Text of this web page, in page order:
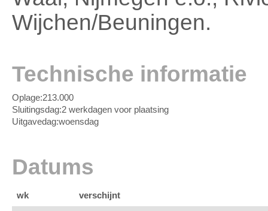
Wijchen/Beuningen.
Technische informatie
Oplage:213.000
Sluitingsdag:2 werkdagen voor plaatsing
Uitgavedag:woensdag
Datums
wk verschijnt